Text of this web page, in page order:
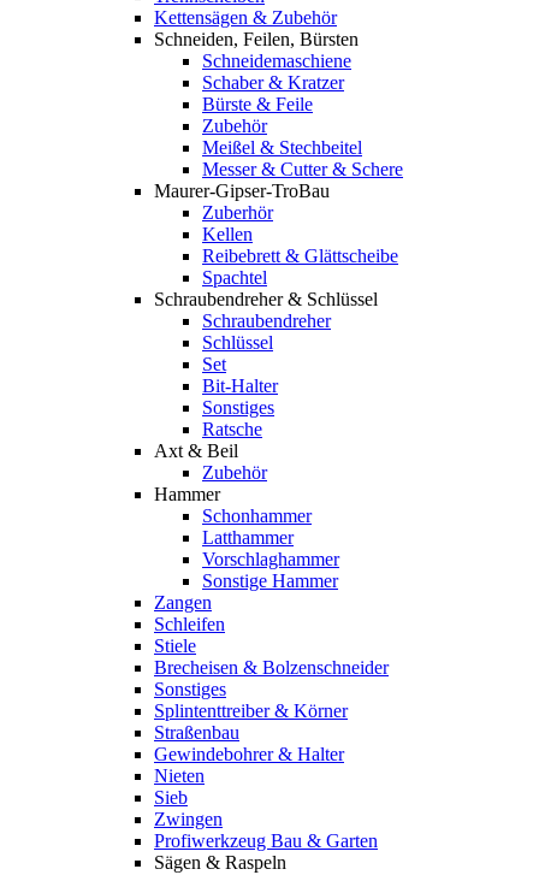
Kettensägen & Zubehör
Schneiden, Feilen, Bürsten
Schneidemaschiene
Schaber & Kratzer
Bürste & Feile
Zubehör
Meißel & Stechbeitel
Messer & Cutter & Schere
Maurer-Gipser-TroBau
Zuberhör
Kellen
Reibebrett & Glättscheibe
Spachtel
Schraubendreher & Schlüssel
Schraubendreher
Schlüssel
Set
Bit-Halter
Sonstiges
Ratsche
Axt & Beil
Zubehör
Hammer
Schonhammer
Latthammer
Vorschlaghammer
Sonstige Hammer
Zangen
Schleifen
Stiele
Brecheisen & Bolzenschneider
Sonstiges
Splintenttreiber & Körner
Straßenbau
Gewindebohrer & Halter
Nieten
Sieb
Zwingen
Profiwerkzeug Bau & Garten
Sägen & Raspeln